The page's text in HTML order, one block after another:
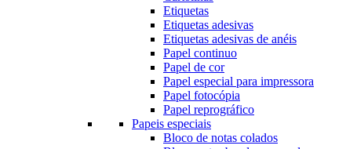
Etiquetas
Etiquetas adesivas
Etiquetas adesivas de anéis
Papel continuo
Papel de cor
Papel especial para impressora
Papel fotocópia
Papel reprográfico
Papeis especiais
Bloco de notas colados